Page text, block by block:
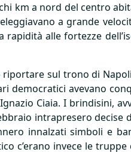
km a nord del centro
a grande
alle fortezze
sul trono di
democratici avevano
Ciaia. I brindisini,
intrapresero decise
innalzati simboli e
c’erano invece le